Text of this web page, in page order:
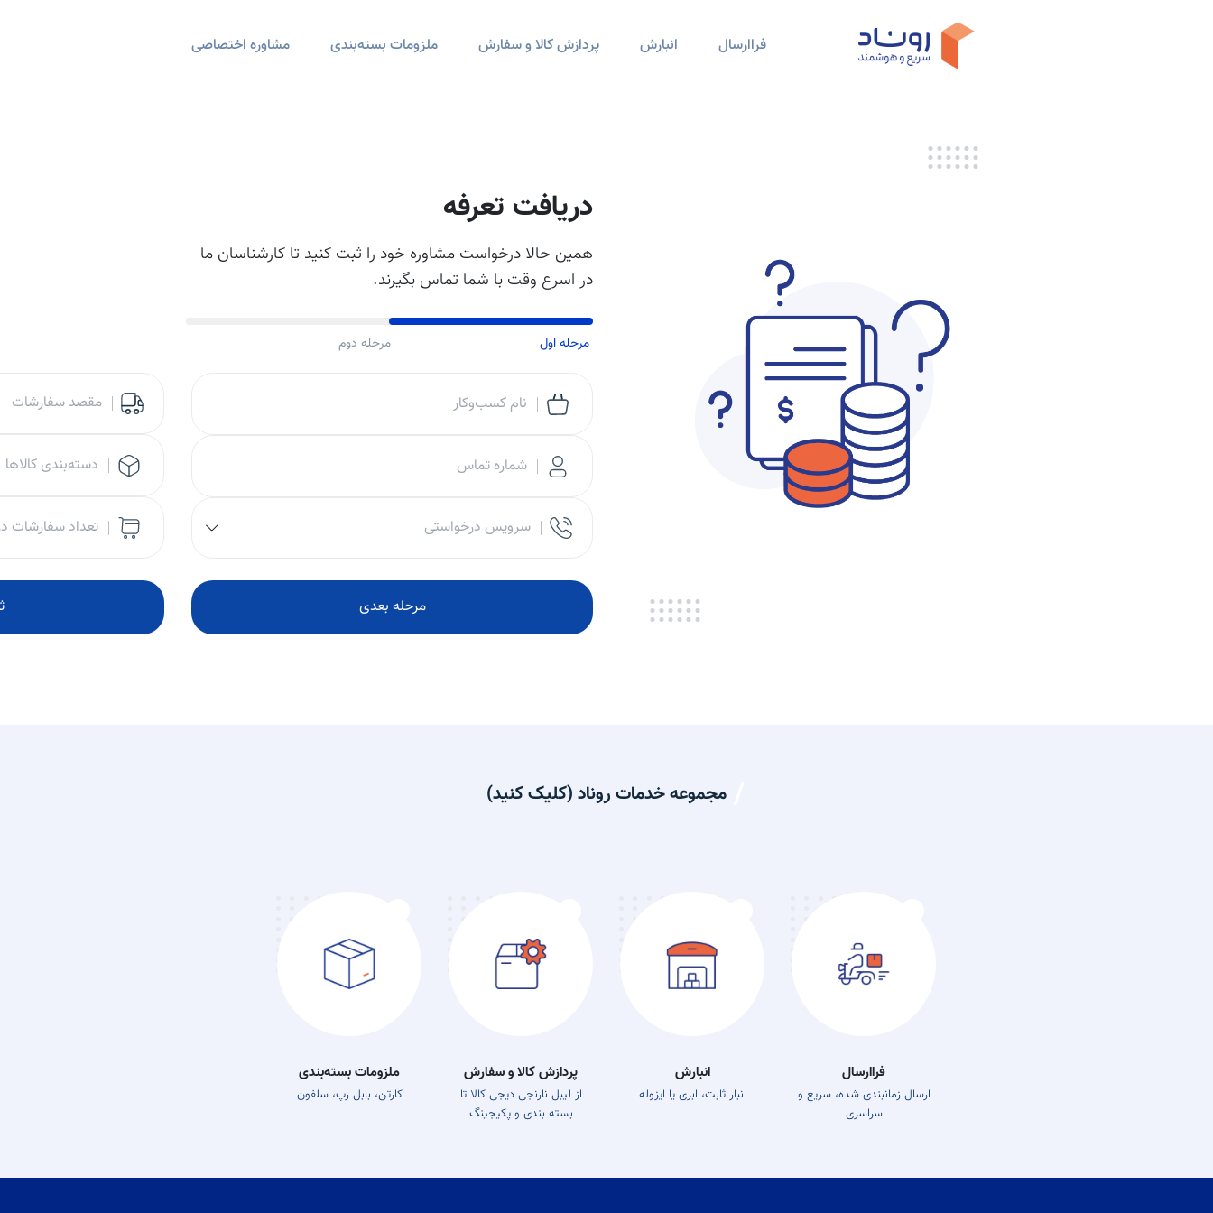
فراارسال انبارش پردازش کالا و سفارش ملزومات بسته‌بندی مشاوره اختصاصی
دریافت تعرفه
همین حالا درخواست مشاوره خود را ثبت کنید تا کارشناسان ما
در اسرع وقت با شما تماس بگیرند.
مرحله اول مرحله دوم
نام کسب‌وکار
شماره تماس
سرویس درخواستی
مرحله بعدی
مقصد سفارشات
دسته‌بندی کالاها
تعداد سفارشات
مجموعه خدمات روناد (کلیک کنید)
فراارسال
ارسال زمانبندی شده، سریع و
سراسری
انبارش
انبار ثابت، ابری یا ایزوله
پردازش کالا و سفارش
از لیبل نارنجی دیجی کالا تا
بسته بندی و پکیجینگ
ملزومات بسته‌بندی
کارتن، بابل رپ، سلفون